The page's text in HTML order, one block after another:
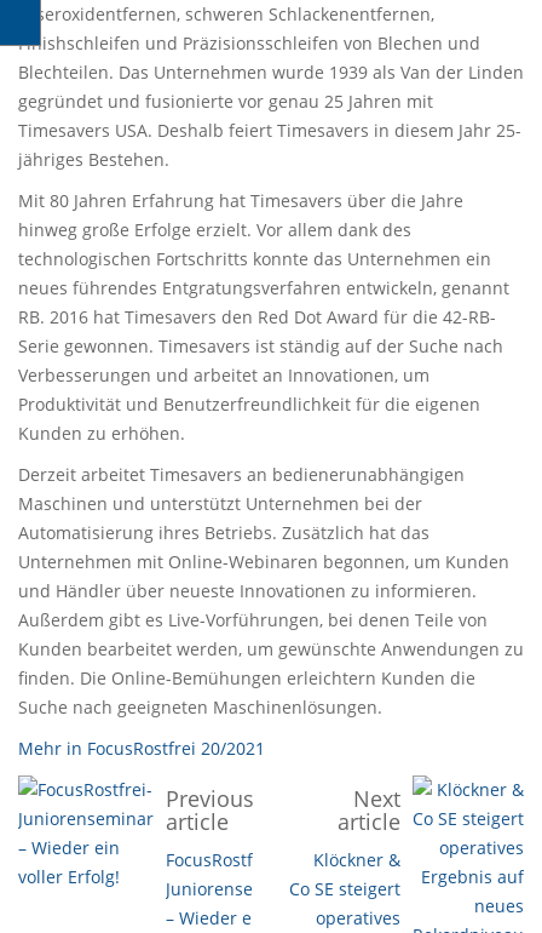
Laseroxidentfernen, schweren Schlackenentfernen,
Finishschleifen und Präzisionsschleifen von Blechen und
Blechteilen. Das Unternehmen wurde 1939 als Van der Linden
gegründet und fusionierte vor genau 25 Jahren mit
Timesavers USA. Deshalb feiert Timesavers in diesem Jahr 25-
jähriges Bestehen.
Mit 80 Jahren Erfahrung hat Timesavers über die Jahre
hinweg große Erfolge erzielt. Vor allem dank des
technologischen Fortschritts konnte das Unternehmen ein
neues führendes Entgratungsverfahren entwickeln, genannt
RB. 2016 hat Timesavers den Red Dot Award für die 42-RB-
Serie gewonnen. Timesavers ist ständig auf der Suche nach
Verbesserungen und arbeitet an Innovationen, um
Produktivität und Benutzerfreundlichkeit für die eigenen
Kunden zu erhöhen.
Derzeit arbeitet Timesavers an bedienerunabhängigen
Maschinen und unterstützt Unternehmen bei der
Automatisierung ihres Betriebs. Zusätzlich hat das
Unternehmen mit Online-Webinaren begonnen, um Kunden
und Händler über neueste Innovationen zu informieren.
Außerdem gibt es Live-Vorführungen, bei denen Teile von
Kunden bearbeitet werden, um gewünschte Anwendungen zu
finden. Die Online-Bemühungen erleichtern Kunden die
Suche nach geeigneten Maschinenlösungen.
Mehr in FocusRostfrei 20/2021
Previous
article
FocusRostfrei-
Juniorenseminar
– Wieder ein
Next
article
Klöckner &
Co SE steigert
operatives